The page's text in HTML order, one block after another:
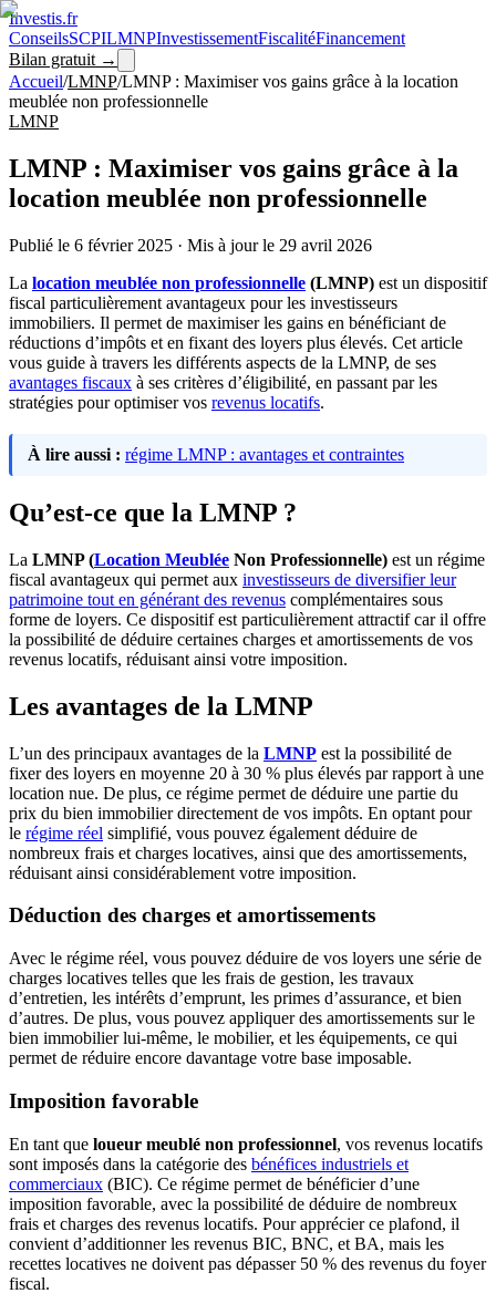
Investis.fr
ConseilsSCPILMNPInvestissementFiscalitéFinancement
Bilan gratuit →
Accueil/LMNP/LMNP : Maximiser vos gains grâce à la location
meublée non professionnelle
LMNP
LMNP : Maximiser vos gains grâce à la
location meublée non professionnelle
Publié le 6 février 2025 · Mis à jour le 29 avril 2026
La location meublée non professionnelle (LMNP) est un dispositif
fiscal particulièrement avantageux pour les investisseurs
immobiliers. Il permet de maximiser les gains en bénéficiant de
réductions d’impôts et en fixant des loyers plus élevés. Cet article
vous guide à travers les différents aspects de la LMNP, de ses
avantages fiscaux à ses critères d’éligibilité, en passant par les
stratégies pour optimiser vos revenus locatifs.
À lire aussi : régime LMNP : avantages et contraintes
Qu’est-ce que la LMNP ?
La LMNP (Location Meublée Non Professionnelle) est un régime
fiscal avantageux qui permet aux investisseurs de diversifier leur
patrimoine tout en générant des revenus complémentaires sous
forme de loyers. Ce dispositif est particulièrement attractif car il offre
la possibilité de déduire certaines charges et amortissements de vos
revenus locatifs, réduisant ainsi votre imposition.
Les avantages de la LMNP
L’un des principaux avantages de la LMNP est la possibilité de
fixer des loyers en moyenne 20 à 30 % plus élevés par rapport à une
location nue. De plus, ce régime permet de déduire une partie du
prix du bien immobilier directement de vos impôts. En optant pour
le régime réel simplifié, vous pouvez également déduire de
nombreux frais et charges locatives, ainsi que des amortissements,
réduisant ainsi considérablement votre imposition.
Déduction des charges et amortissements
Avec le régime réel, vous pouvez déduire de vos loyers une série de
charges locatives telles que les frais de gestion, les travaux
d’entretien, les intérêts d’emprunt, les primes d’assurance, et bien
d’autres. De plus, vous pouvez appliquer des amortissements sur le
bien immobilier lui-même, le mobilier, et les équipements, ce qui
permet de réduire encore davantage votre base imposable.
Imposition favorable
En tant que loueur meublé non professionnel, vos revenus locatifs
sont imposés dans la catégorie des bénéfices industriels et
commerciaux (BIC). Ce régime permet de bénéficier d’une
imposition favorable, avec la possibilité de déduire de nombreux
frais et charges des revenus locatifs. Pour apprécier ce plafond, il
convient d’additionner les revenus BIC, BNC, et BA, mais les
recettes locatives ne doivent pas dépasser 50 % des revenus du foyer
fiscal.